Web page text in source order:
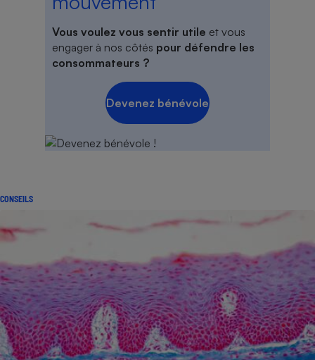
Vous voulez vous sentir utile et vous
engager à nos côtés pour défendre les
consommateurs ?
Devenez bénévole
CONSEILS